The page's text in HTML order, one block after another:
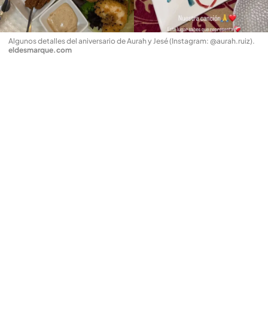
Algunos detalles del aniversario de Aurah y Jesé (Instagram: @aurah.ruiz).
eldesmarque.com